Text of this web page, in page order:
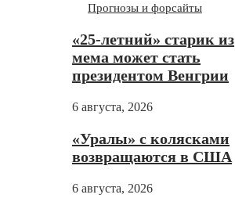
Прогнозы и форсайты
«25-летний» старик из
мема может стать
президентом Венгрии
6 августа, 2026
«Уралы» с колясками
возвращаются в США
6 августа, 2026